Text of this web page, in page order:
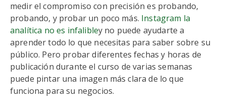
medir el compromiso con precisión es probando,
probando, y probar un poco más. Instagram la
analítica no es infalibley no puede ayudarte a
aprender todo lo que necesitas para saber sobre su
público. Pero probar diferentes fechas y horas de
publicación durante el curso de varias semanas
puede pintar una imagen más clara de lo que
funciona para su negocios.